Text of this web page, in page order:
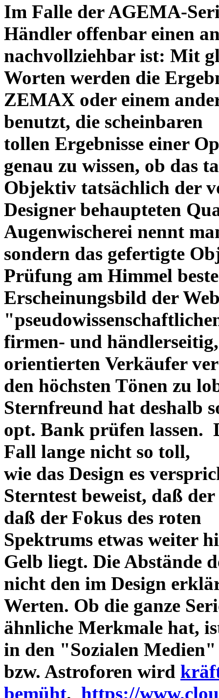
Im Falle der AGEMA-
Händler offenbar einen
nachvollziehbar ist: Mit
Worten werden die
ZEMAX oder einem
benutzt, die scheinbaren
tollen Ergebnisse einer
genau zu wissen, ob das
Objektiv tatsächlich der
Designer behaupteten
Augenwischerei nennt
sondern das gefertigte
Prüfung am Himmel
Erscheinungsbild der
firmen- und
orientierten Verkäufer
den höchsten Tönen zu
Sternfreund hat deshalb
opt. Bank prüfen lassen.
Fall lange nicht so toll,
wie das Design es
Sterntest beweist, daß
daß der Fokus des roten
Spektrums etwas weiter
Gelb liegt. Die Abstände
nicht den im Design
Werten. Ob die ganze
ähnliche Merkmale hat,
in den "Sozialen Medien"
bzw. Astroforen wird
bemüht. https://